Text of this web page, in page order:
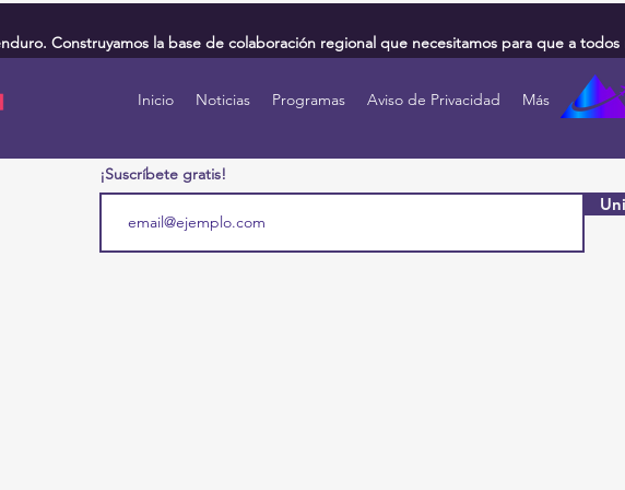
Construyamos la base de colaboración regional que necesitamos para que a
Inicio Noticias Programas Aviso de Privacidad Más
¡Suscríbete gratis!